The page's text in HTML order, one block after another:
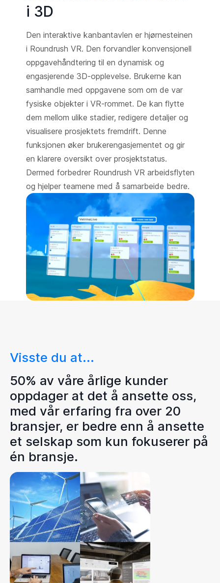
i 3D
Den interaktive kanbantavlen er hjørnesteinen
i Roundrush VR. Den forvandler konvensjonell
oppgavehåndtering til en dynamisk og
engasjerende 3D-opplevelse. Brukerne kan
samhandle med oppgavene som om de var
fysiske objekter i VR-rommet. De kan flytte
dem mellom ulike stadier, redigere detaljer og
visualisere prosjektets fremdrift. Denne
funksjonen øker brukerengasjementet og gir
en klarere oversikt over prosjektstatus.
Dermed forbedrer Roundrush VR arbeidsflyten
og hjelper teamene med å samarbeide bedre.
Visste du at...
50% av våre årlige kunder
oppdager at det å ansette oss,
med vår erfaring fra over 20
bransjer, er bedre enn å ansette
et selskap som kun fokuserer på
én bransje.